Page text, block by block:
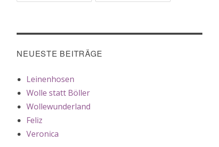
NEUESTE BEITRÄGE
Leinenhosen
Wolle statt Böller
Wollewunderland
Feliz
Veronica